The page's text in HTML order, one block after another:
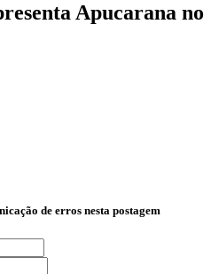
Apucarana no
de erros nesta postagem